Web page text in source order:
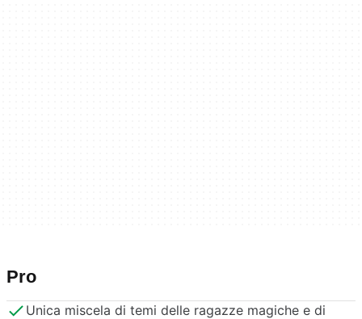
Pro
Unica miscela di temi delle ragazze magiche e di